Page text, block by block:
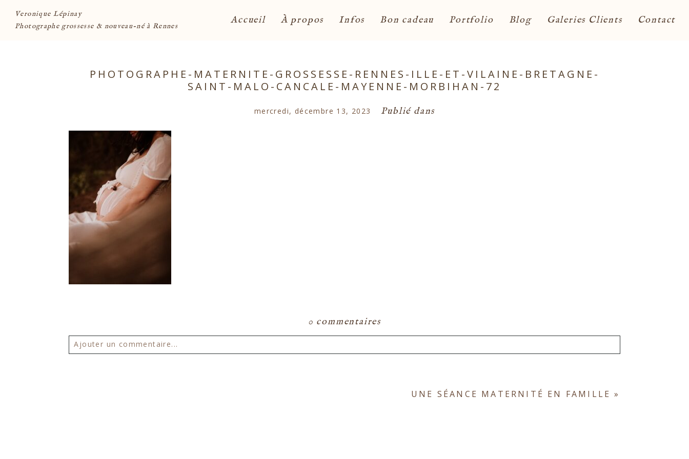
Veronique Lépinay
Photographe grossesse & nouveau-né à Rennes
Accueil À propos Infos Bon cadeau Portfolio Blog Galeries Clients Contact
PHOTOGRAPHE-MATERNITE-GROSSESSE-RENNES-ILLE-ET-VILAINE-BRETAGNE-
SAINT-MALO-CANCALE-MAYENNE-MORBIHAN-72
mercredi, décembre 13, 2023 Publié dans
0 commentaires
Ajouter un commentaire...
UNE SÉANCE MATERNITÉ EN FAMILLE »